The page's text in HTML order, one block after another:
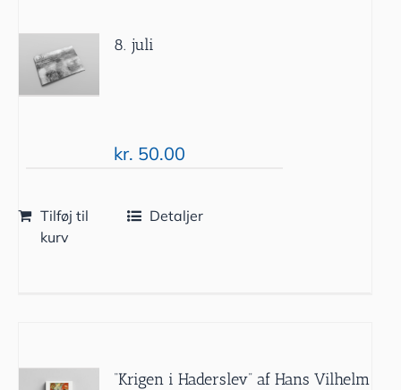
8. juli
kr. 50.00
Tilføj til
kurv
Detaljer
“Krigen i Haderslev” af Hans Vilhelm